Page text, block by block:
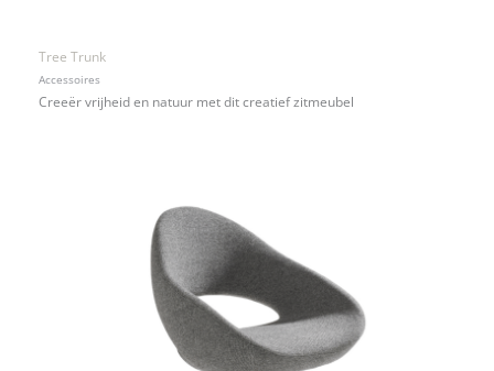
Tree Trunk
Accessoires
Creeër vrijheid en natuur met dit creatief zitmeubel